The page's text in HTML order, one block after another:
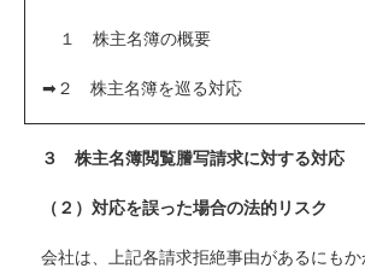
１ 株主名簿の概要
➡２ 株主名簿を巡る対応
３ 株主名簿閲覧謄写請求に対する対応
（２）対応を誤った場合の法的リスク
会社は、上記各請求拒絶事由があるにも